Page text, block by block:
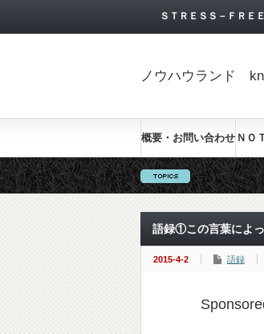
ＳＴＲＥＳＳ－ＦＲＥ
ノウハウランド
概要・お問い合わせ ＮＯ
語録①この言葉によ
2015-4-2 語録